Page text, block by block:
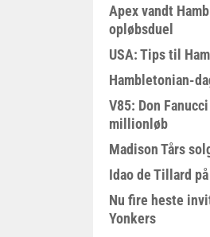
Apex vandt
opløbsduel
USA: Tips til
Hambletonian-
V85: Don
millionløb
Madison Tårs
Idao de Tillard
Nu fire heste
Yonkers